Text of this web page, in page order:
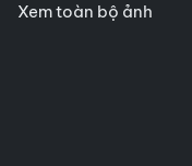
Xem toàn bộ ảnh